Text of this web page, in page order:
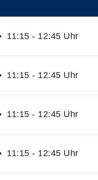
11:15 - 12:45 Uhr
11:15 - 12:45 Uhr
11:15 - 12:45 Uhr
11:15 - 12:45 Uhr